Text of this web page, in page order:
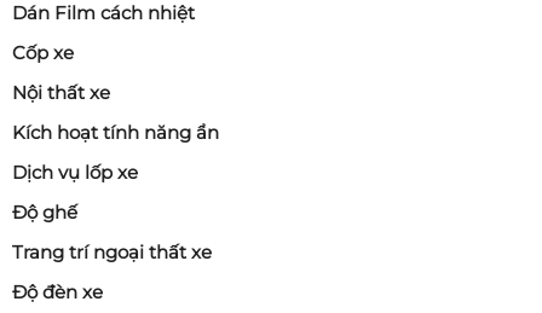
Dán Film cách nhiệt
Cốp xe
Nội thất xe
Kích hoạt tính năng ẩn
Dịch vụ lốp xe
Độ ghế
Trang trí ngoại thất xe
Độ đèn xe